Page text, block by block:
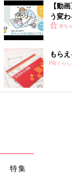
【動
う変
赤ち
もら
PR(くら
特集